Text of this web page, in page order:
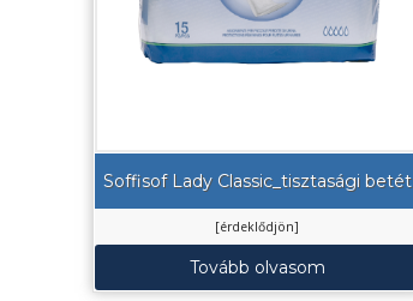
Soffisof Lady Classic_tisztasági betét
[érdeklődjön]
Tovább olvasom